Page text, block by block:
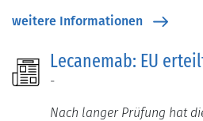
weitere Informationen
Lecanemab: EU
-
Nach langer Prüfung hat